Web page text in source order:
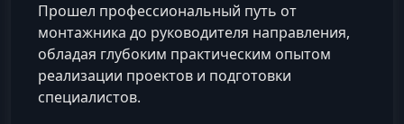
Прошел профессиональный путь от
монтажника до руководителя направления,
обладая глубоким практическим опытом
реализации проектов и подготовки
специалистов.